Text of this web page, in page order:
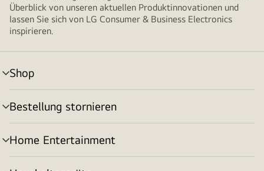
Überblick von unseren aktuellen Produktinnovationen und
lassen Sie sich von LG Consumer & Business Electronics
inspirieren.
Shop
Menü
umschalten
Bestellung stornieren
Menü
umschalten
Home Entertainment
Menü
umschalten